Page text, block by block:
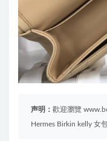
声明： 歡迎瀏覽
Hermes Birkin kelly 女